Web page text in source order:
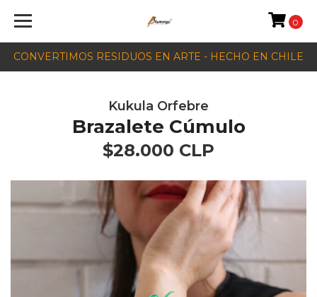
CONVERTIMOS RESIDUOS EN ARTE - HECHO EN CHILE
0
Kukula Orfebre
Brazalete Cúmulo
$28.000 CLP